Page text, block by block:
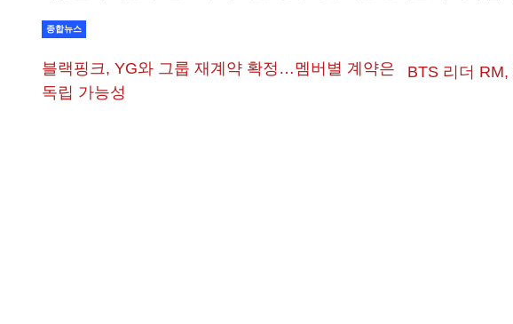
종합뉴스
블랙핑크, YG와 그룹 재계약 확정…멤버별 계약은
독립 가능성
BTS 리더